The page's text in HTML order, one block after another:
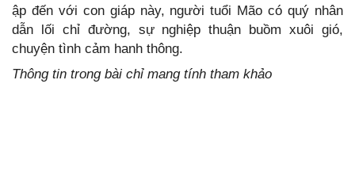
ập đến với con giáp này, người tuổi Mão có quý nhân
dẫn lối chỉ đường, sự nghiệp thuận buồm xuôi gió,
chuyện tình cảm hanh thông.
Thông tin trong bài chỉ mang tính tham khảo